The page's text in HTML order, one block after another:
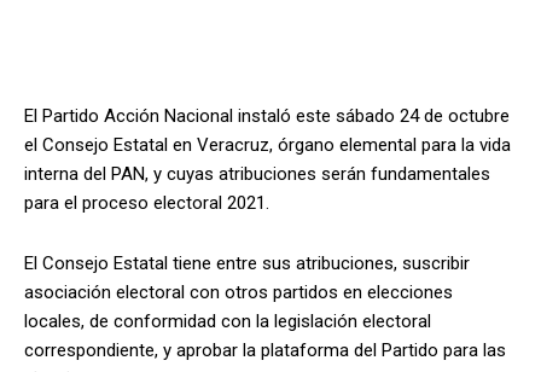
El Partido Acción Nacional instaló este sábado 24 de octubre
el Consejo Estatal en Veracruz, órgano elemental para la vida
interna del PAN, y cuyas atribuciones serán fundamentales
para el proceso electoral 2021.
El Consejo Estatal tiene entre sus atribuciones, suscribir
asociación electoral con otros partidos en elecciones
locales, de conformidad con la legislación electoral
correspondiente, y aprobar la plataforma del Partido para las